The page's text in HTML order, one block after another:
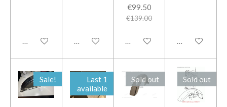
Add to cart Notify me when available
€99.50
€139.00
Add to cart Notify me
Sale!
Last 1
available
Sold out Sold out